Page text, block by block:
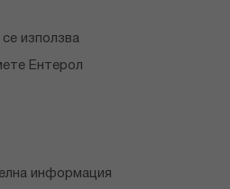
използва
Ентерол
информация